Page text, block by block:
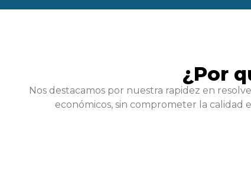
¿Por
Nos destacamos por nuestra rapidez en
económicos, sin comprometer la calidad